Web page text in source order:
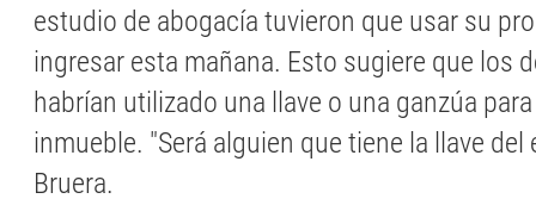
estudio de abogacía tuvieron que usar su
ingresar esta mañana. Esto sugiere que los
habrían utilizado una llave o una ganzúa
inmueble. "Será alguien que tiene la llave
Bruera.